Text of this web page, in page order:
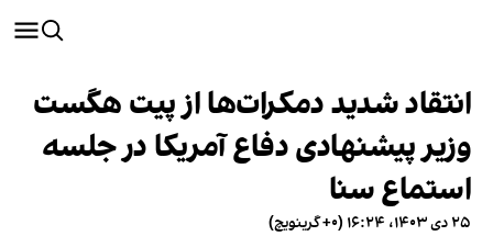
انتقاد شدید دمکرات‌ها از پیت هگست
وزیر پیشنهادی دفاع آمریکا در جلسه
استماع سنا
۲۵ دی ۱۴۰۳، ۱۶:۲۴ (‎+۰ گرینویچ)